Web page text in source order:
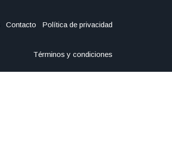
Contacto Política de privacidad
Términos y condiciones